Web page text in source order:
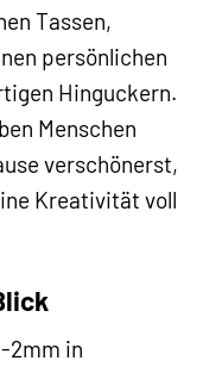
Tassen,
persönlichen
Hinguckern.
Menschen
verschönerst,
Kreativität voll
2mm in